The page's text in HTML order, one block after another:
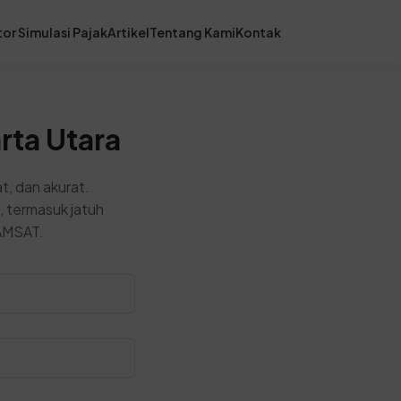
Simulasi PajakArtikelTentang KamiKontak
Utara
dan akurat.
termasuk jatuh